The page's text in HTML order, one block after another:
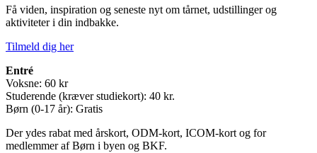
Få viden, inspiration og seneste nyt om tårnet, udstillinger og
aktiviteter i din indbakke.
Tilmeld dig her
Entré
Voksne: 60 kr
Studerende (kræver studiekort): 40 kr.
Børn (0-17 år): Gratis
Der ydes rabat med årskort, ODM-kort, ICOM-kort og for
medlemmer af Børn i byen og BKF.